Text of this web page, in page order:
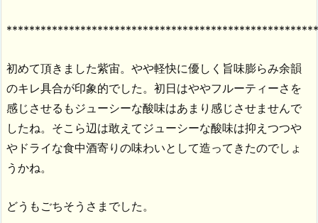
初めて頂きました紫宙。やや軽快に優しく旨味膨らみ余韻
のキレ具合が印象的でした。初日はややフルーティーさを
感じさせるもジューシーな酸味はあまり感じさせませんで
したね。そこら辺は敢えてジューシーな酸味は抑えつつや
やドライな食中酒寄りの味わいとして造ってきたのでしょ
うかね。
どうもごちそうさまでした。